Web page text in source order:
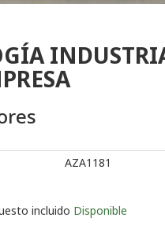
AZA1181
incluido Disponible